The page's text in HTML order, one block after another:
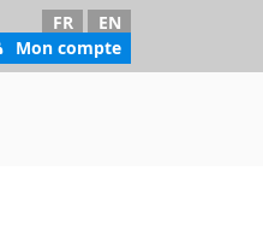
FR
EN
Mon compte